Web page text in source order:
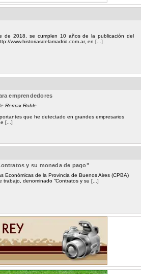
de 2018, se cumplen 10 años de la publicación del
www.historiasdelamadrid.com.ar, en [...]
emprendedores
Remax Roble
que he detectado en grandes empresarios
[...]
y su moneda de pago"
Económicas de la Provincia de Buenos Aires (CPBA)
trabajo, denominado “Contratos y su [...]